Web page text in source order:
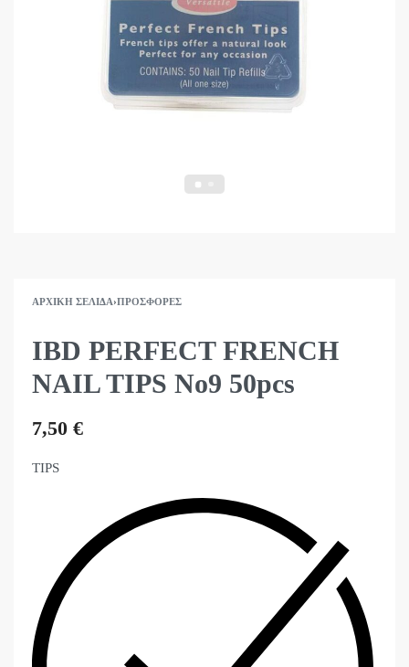
ΑΡΧΙΚΉ ΣΕΛΊΔΑ›ΠΡΟΣΦΟΡΈΣ
IBD PERFECT FRENCH
NAIL TIPS No9 50pcs
7,50 €
TIPS